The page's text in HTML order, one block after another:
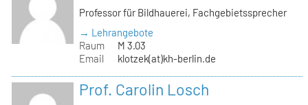
Professor für Bildhauerei, Fachgebietssprecher
→ Lehrangebote
Raum
M 3.03
Email
klotzek(at)kh-berlin.de
Prof. Carolin Losch